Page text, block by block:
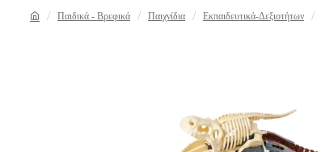
Παιδικά - Βρεφικά Παιχνίδια Εκπαιδευτικά-Δεξιοτήτων